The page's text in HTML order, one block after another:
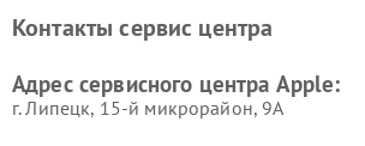
Контакты сервис центра
Адрес сервисного центра Apple:
г. Липецк, 15-й микрорайон, 9А